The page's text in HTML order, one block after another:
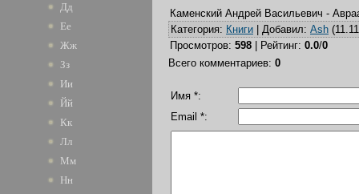
Дд
Ее
Жж
Зз
Ии
Йй
Кк
Лл
Мм
Нн
Каменский Андрей Васильевич -
Категория: Книги Добавил: Ash
Просмотров: 598 Рейтинг: 0.0/0
Всего комментариев: 0
Имя *:
Email *: